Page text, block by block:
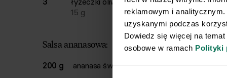
reklamowym i
uzyskanymi podczas
Dowiedz się więcej na
osobowe w ramach Polityki
15 g
Salsa ananasowa:
200 g
ananasa świeżego